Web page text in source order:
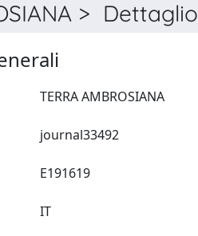
> Dettaglio